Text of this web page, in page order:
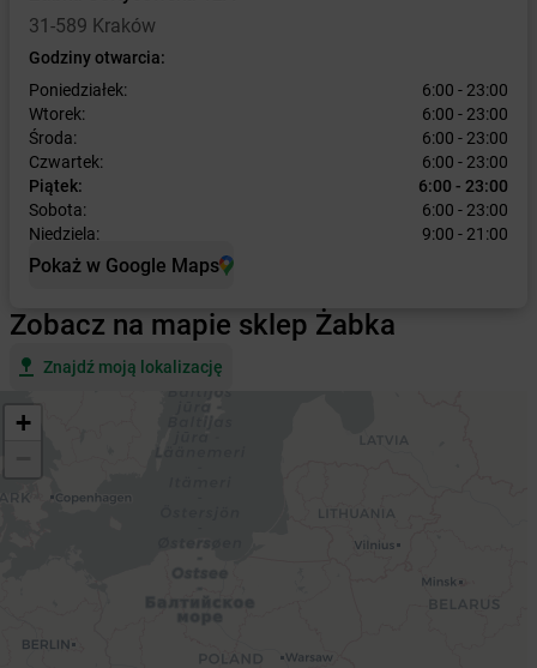
31-589 Kraków
Godziny otwarcia:
Poniedziałek:
6:00 - 23:00
Wtorek:
6:00 - 23:00
Środa:
6:00 - 23:00
Czwartek:
6:00 - 23:00
Piątek:
6:00 - 23:00
Sobota:
6:00 - 23:00
Niedziela:
9:00 - 21:00
Pokaż w Google Maps
Zobacz na mapie sklep Żabka
Znajdź moją lokalizację
+